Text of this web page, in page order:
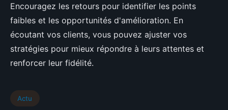
Encouragez les retours pour identifier les points
faibles et les opportunités d'amélioration. En
écoutant vos clients, vous pouvez ajuster vos
stratégies pour mieux répondre à leurs attentes et
renforcer leur fidélité.
Actu